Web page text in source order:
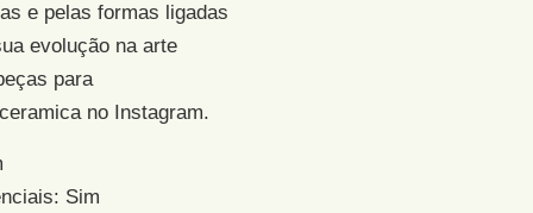
e pelas formas ligadas
evolução na arte
para
no Instagram.
Sim